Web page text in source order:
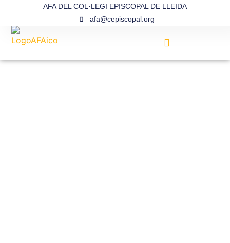
AFA DEL COL·LEGI EPISCOPAL DE LLEIDA
afa@cepiscopal.org